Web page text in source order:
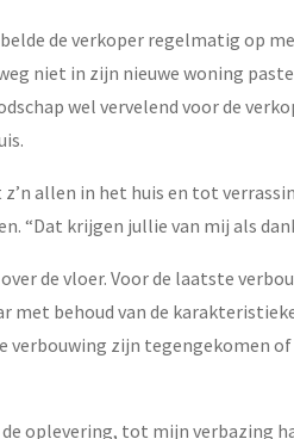
de verkoper regelmatig op
niet in zijn nieuwe woning
wel vervelend voor de
allen in het huis en tot
“Dat krijgen jullie van mij als
de vloer. Voor de laatste
met behoud van de
verbouwing zijn tegengekomen
oplevering, tot mijn verbazing